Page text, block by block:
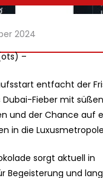
2024
–
entfacht der
Dubai-Fieber mit süßen
und der Chance auf
in die
sorgt aktuell in
Begeisterung und